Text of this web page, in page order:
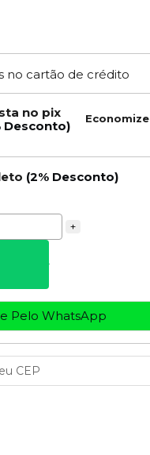
no cartão de crédito
no pix
Desconto)
Economize
(2% Desconto)
+
Pelo WhatsApp